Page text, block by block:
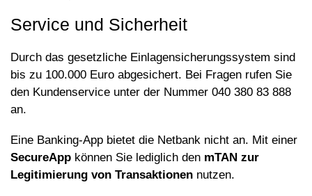
Service und Sicherheit
Durch das gesetzliche Einlagensicherungssystem sind
bis zu 100.000 Euro abgesichert. Bei Fragen rufen Sie
den Kundenservice unter der Nummer 040 380 83 888
an.
Eine Banking-App bietet die Netbank nicht an. Mit einer
SecureApp können Sie lediglich den mTAN zur
Legitimierung von Transaktionen nutzen.